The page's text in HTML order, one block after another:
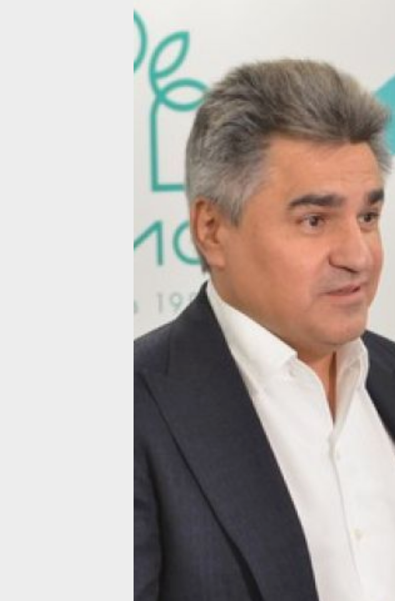
исследование
По данным Всероссийского центра исследования
(ВЦИОМ), партия «Новые люди» имеет на Дальнем
необходимую для избрания в Государственную
партии не преодолевают 5-процентный барьер.
Генеральный директор Всероссийского центра
мнения (ВЦИОМ) Валерий Фёдоров и лидер партии
Нечаев представили результаты исследования на
партий на прохождение в Госдуму по итогам
социологов, Новые люди преодолевают 5-
Госдуму и оставляют позади все остальные
«На первом месте с точки зрения вероятности
барьера — Новые люди. Чуть-чуть отстаёт «Партия
точно не проходит, но при этом получает
сбудется. Остальные непарламентские партии не
барьер», — сказал Валерий Фёдоров.
По мнению политологов, грядущие выборы дают
сформировавшуюся за десятилетия монополию
Такого мнения придерживается, в частности,
развития региональной политики Илья Гращенков.
«Впервые в парламенте может появиться пятая
Для этого партии нужно мобилизовать
сторонники должны прийти на выборы, не проспать
По данным ВЦИОМ, «Новые люди» —
которой увеличивается на протяжении всей
поддерживали 1,2% опрошенных, то в июле — 2,5%,
Среди тех, кто точно собирается прийти на
растёт каждый день. ВЦИОМ прогнозирует, что ко
поддержки достигнет 5%. А с учётом динамики
«Мы видим, что 19-20% избирателей ещё не
Это каждый пятый человек в России. Я хочу
возможность сделать ваш голос решающим. Чтобы
Чтобы появилась пятая партия, новая политическая
продвигать перемены в стране», — отметил Алексей
По данным соцопросов, высокую поддержку
Дальневосточном федеральном округе и, в
здесь уже сейчас партию готовы поддержать 6,3%
наблюдаются и в других регионах России – в
Воронежской и Курской областях, в Южном и
округах. Партия особенно популярна в городах от
малых городах, где живут менее 100 тысяч человек.